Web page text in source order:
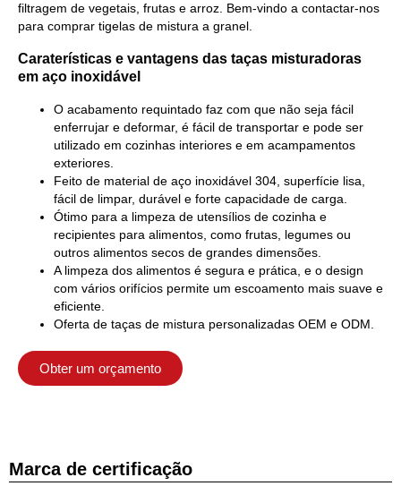
filtragem de vegetais, frutas e arroz. Bem-vindo a contactar-nos
para comprar tigelas de mistura a granel.
Caraterísticas e vantagens das taças misturadoras
em aço inoxidável
O acabamento requintado faz com que não seja fácil
enferrujar e deformar, é fácil de transportar e pode ser
utilizado em cozinhas interiores e em acampamentos
exteriores.
Feito de material de aço inoxidável 304, superfície lisa,
fácil de limpar, durável e forte capacidade de carga.
Ótimo para a limpeza de utensílios de cozinha e
recipientes para alimentos, como frutas, legumes ou
outros alimentos secos de grandes dimensões.
A limpeza dos alimentos é segura e prática, e o design
com vários orifícios permite um escoamento mais suave e
eficiente.
Oferta de taças de mistura personalizadas OEM e ODM.
Obter um orçamento
Marca de certificação